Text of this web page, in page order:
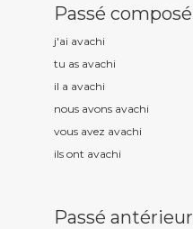
Passé composé
j'ai avachi
tu as avachi
il a avachi
nous avons avachi
vous avez avachi
ils ont avachi
Passé antérieur